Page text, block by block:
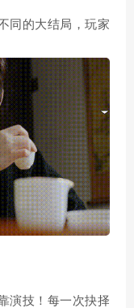
同的大结局，玩家
演技！每一次抉择